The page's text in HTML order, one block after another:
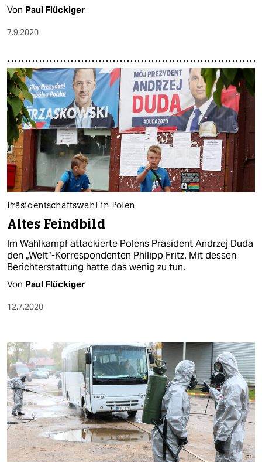
Von Paul Flückiger
7.9.2020
Präsidentschaftswahl in Polen
Altes Feindbild
Im Wahlkampf attackierte Polens Präsident Andrzej Duda
den „Welt“-Korrespondenten Philipp Fritz. Mit dessen
Berichterstattung hatte das wenig zu tun.
Von Paul Flückiger
12.7.2020